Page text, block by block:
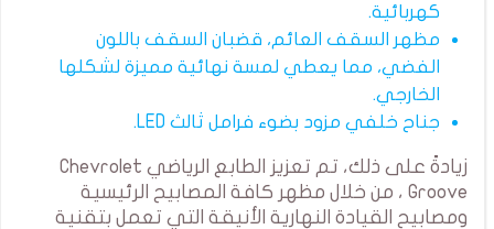
كهربائية.
مظهر السقف العائم، قضبان السقف باللون
الفضي، مما يعطي لمسة نهائية مميزة لشكلها
الخارجي.
جناح خلفي مزود بضوء فرامل ثالث LED.
زيادةً على ذلك، تم تعزيز الطابع الرياضي Chevrolet
Groove ، من خلال مظهر كافة المصابيح الرئيسية
ومصابيح القيادة النهارية الأنيقة التي تعمل بتقنية